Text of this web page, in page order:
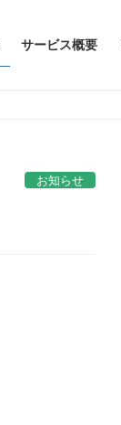
サービス概要
お知らせ